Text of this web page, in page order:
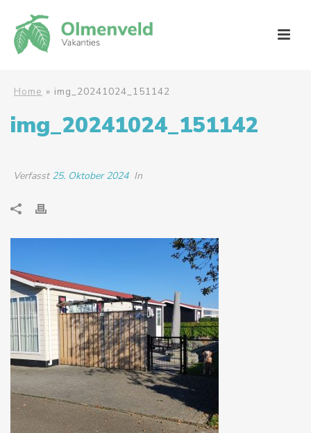
Home » img_20241024_151142
img_20241024_151142
Verfasst 25. Oktober 2024 In